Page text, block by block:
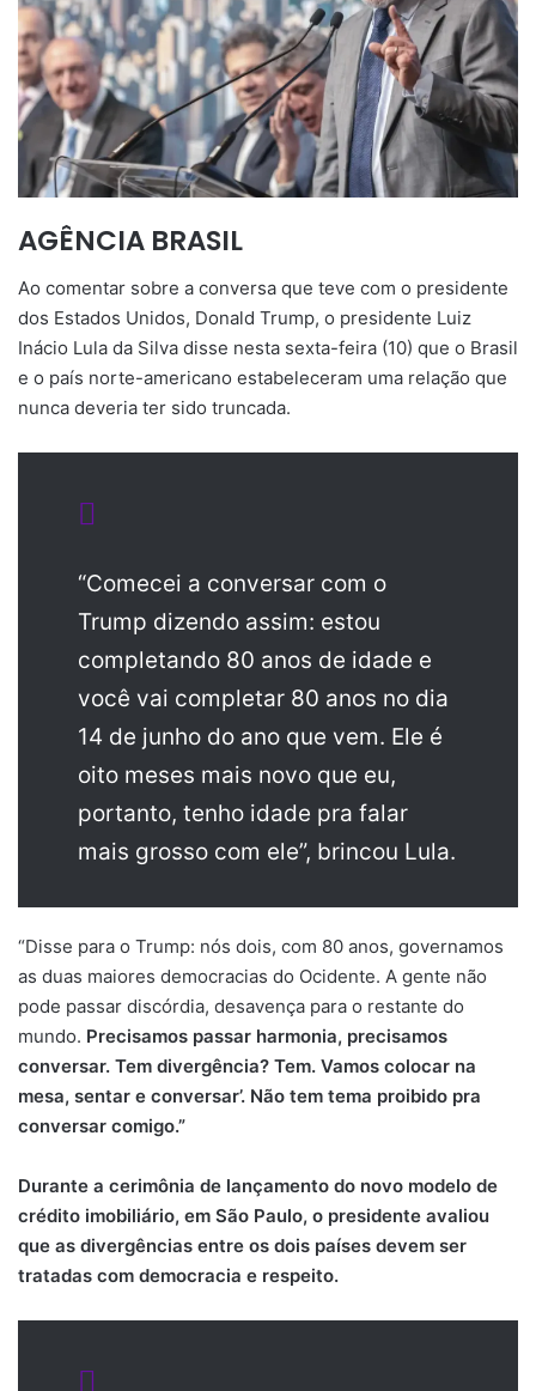
AGÊNCIA BRASIL
Ao comentar sobre a conversa que teve com o presidente
dos Estados Unidos, Donald Trump, o presidente Luiz
Inácio Lula da Silva disse nesta sexta-feira (10) que o Brasil
e o país norte-americano estabeleceram uma relação que
nunca deveria ter sido truncada.
“Comecei a conversar com o
Trump dizendo assim: estou
completando 80 anos de idade e
você vai completar 80 anos no dia
14 de junho do ano que vem. Ele é
oito meses mais novo que eu,
portanto, tenho idade pra falar
mais grosso com ele”, brincou Lula.
“Disse para o Trump: nós dois, com 80 anos, governamos
as duas maiores democracias do Ocidente. A gente não
pode passar discórdia, desavença para o restante do
mundo. Precisamos passar harmonia, precisamos
conversar. Tem divergência? Tem. Vamos colocar na
mesa, sentar e conversar’. Não tem tema proibido pra
conversar comigo.”
Durante a cerimônia de lançamento do novo modelo de
crédito imobiliário, em São Paulo, o presidente avaliou
que as divergências entre os dois países devem ser
tratadas com democracia e respeito.